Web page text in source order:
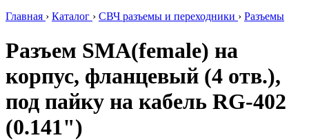
Главная › Каталог › СВЧ разъемы и переходники › Разъемы
Разъем SMA(female) на
корпус, фланцевый (4 отв.),
под пайку на кабель RG-402
(0.141")